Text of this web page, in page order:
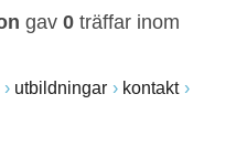
gav 0 träffar inom
utbildningar
kontakt